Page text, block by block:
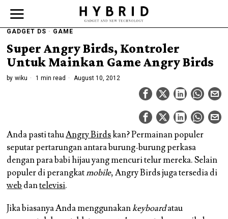
GADGET DS · GAME
Super Angry Birds, Kontroler
Untuk Mainkan Game Angry Birds
by wiku 1 min read August 10, 2012
Anda pasti tahuAngry Birdskan? Permainan populer
seputar pertarungan antara burung-burung perkasa
dengan para babi hijau yang mencuri telur mereka. Selain
populer di perangkatmobile, Angry Birds juga tersedia di
web dantelevisi.
Jika biasanya Anda menggunakankeyboardatau